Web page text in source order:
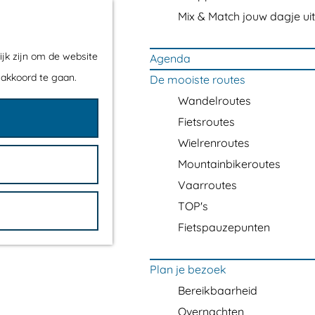
zijn om de website
te gaan.
Mix & Match jouw dagje uit
Agenda
De mooiste routes
Wandelroutes
Fietsroutes
Wielrenroutes
Mountainbikeroutes
Vaarroutes
TOP's
Fietspauzepunten
Plan je bezoek
Bereikbaarheid
Overnachten